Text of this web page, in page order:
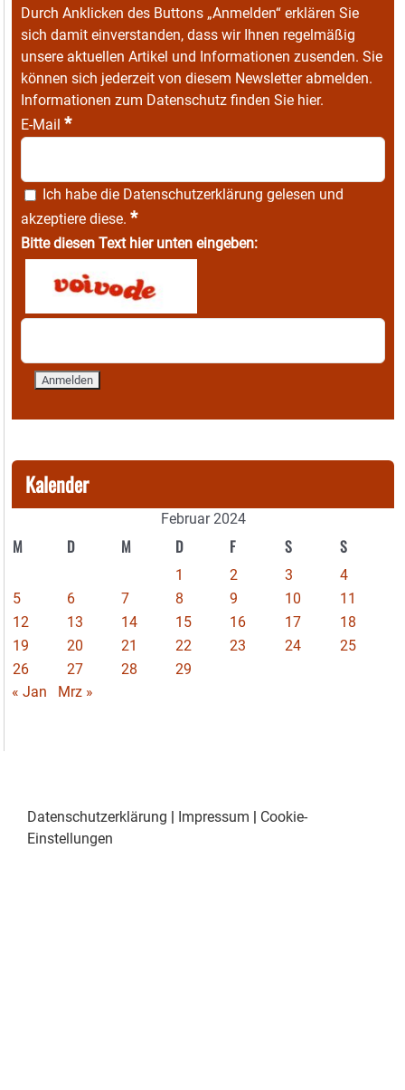
Durch Anklicken des Buttons „Anmelden“ erklären Sie
sich damit einverstanden, dass wir Ihnen regelmäßig
unsere aktuellen Artikel und Informationen zusenden. Sie
können sich jederzeit von diesem Newsletter abmelden.
Informationen zum Datenschutz finden Sie hier.
E-Mail *
Ich habe die Datenschutzerklärung gelesen und
akzeptiere diese. *
Bitte diesen Text hier unten eingeben:
Kalender
Februar 2024
M D M D F S S
1 2 3
4
5
6 7 8 9 10
11
12
13 14 15 16 17
18
19
20 21 22 23 24
25
26
27 28
29
« Jan
Mrz »
Datenschutzerklärung | Impressum | Cookie-
Einstellungen